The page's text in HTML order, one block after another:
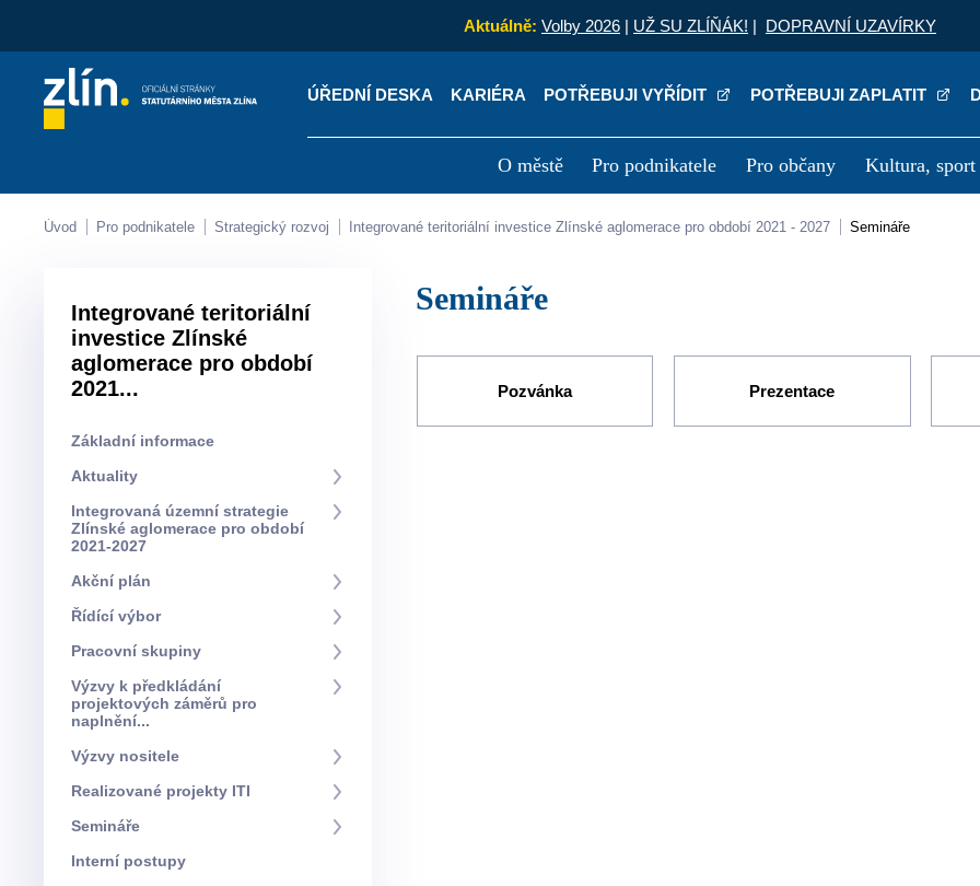
Aktuálně: Volby 2026 | UŽ SU ZLÍŇÁK! | DOPRAVNÍ UZAVÍRKY
ÚŘEDNÍ DESKA KARIÉRA POTŘEBUJI VYŘÍDIT POTŘEBUJI ZAPLATIT
O městě Pro podnikatele Pro občany Kultura, sport
Kontakty Úřední deska Kariéra
Úvod Pro podnikatele Strategický rozvoj Integrované teritoriální investice Zlínské aglomerace pro období 2021 - 2027 Semináře
Integrované teritoriální
investice Zlínské
aglomerace pro období
2021...
Základní informace
Aktuality
Integrovaná územní strategie
Zlínské aglomerace pro období
2021-2027
Akční plán
Řídící výbor
Pracovní skupiny
Výzvy k předkládání
projektových záměrů pro
naplnění...
Výzvy nositele
Realizované projekty ITI
Semináře
Interní postupy
Semináře
Pozvánka Prezentace